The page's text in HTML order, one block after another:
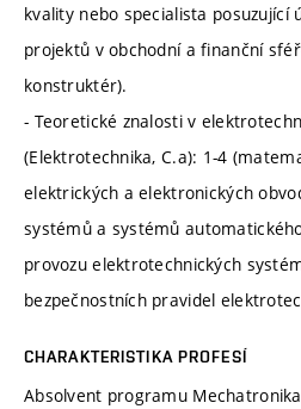
kvality nebo specialista posuzující
projektů v obchodní a finanční
konstruktér).
- Teoretické znalosti v
(Elektrotechnika, C.a): 1-4
elektrických a elektronických
systémů a systémů
provozu elektrotechnických
bezpečnostních pravidel
CHARAKTERISTIKA PROFESÍ
Absolvent programu